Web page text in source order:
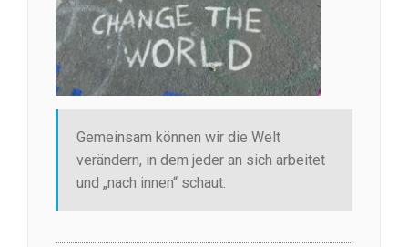
Gemeinsam können wir die Welt
verändern, in dem jeder an sich arbeitet
und „nach innen“ schaut.